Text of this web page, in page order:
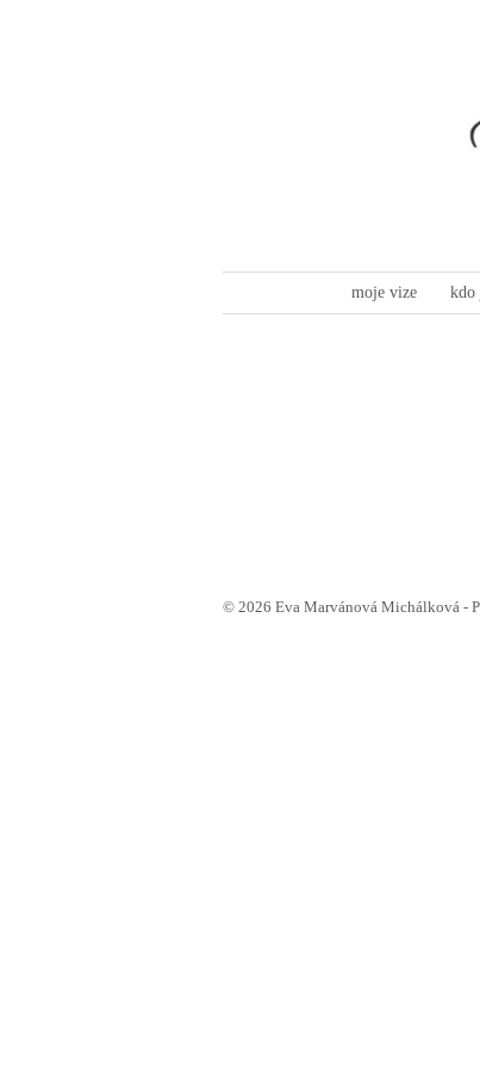
moje vize kdo
© 2026 Eva Marvánová Michálková -